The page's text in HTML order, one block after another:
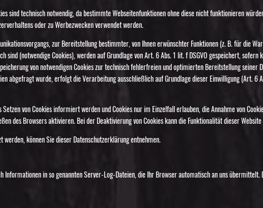
sind technisch notwendig, da bestimmte Webseitenfunktionen ohne diese nicht funktionieren
oder zu Werbezwecken verwendet werden.
zur Bereitstellung bestimmter, von Ihnen erwünschter Funktionen (z. B. für die
sind (notwendige Cookies), werden auf Grundlage von Art. 6 Abs. 1 lit. f DSGVO gespeichert,
von notwendigen Cookies zur technisch fehlerfreien und optimierten Bereitstellung seiner
abgefragt wurde, erfolgt die Verarbeitung ausschließlich auf Grundlage dieser Einwilligung (Art. 6
von Cookies informiert werden und Cookies nur im Einzelfall erlauben, die Annahme von
des Browsers aktivieren. Bei der Deaktivierung von Cookies kann die Funktionalität dieser
werden, können Sie dieser Datenschutzerklärung entnehmen.
in so genannten Server-Log-Dateien, die Ihr Browser automatisch an uns übermittelt.